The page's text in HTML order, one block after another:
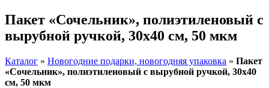
Пакет «Сочельник», полиэтиленовый с
вырубной ручкой, 30х40 см, 50 мкм
Каталог » Новогодние подарки, новогодняя упаковка » Пакет
«Сочельник», полиэтиленовый с вырубной ручкой, 30х40
см, 50 мкм